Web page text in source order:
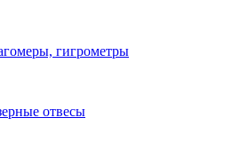
гигрометры
отвесы